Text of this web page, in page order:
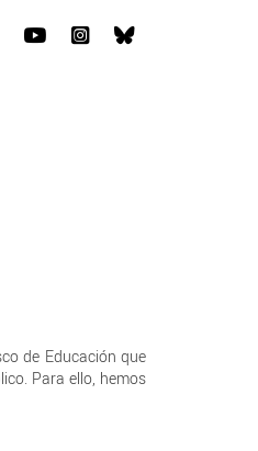
de Educación que
Para ello, hemos